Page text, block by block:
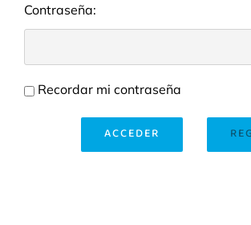
Contraseña:
Recordar mi contraseña
ACCEDER